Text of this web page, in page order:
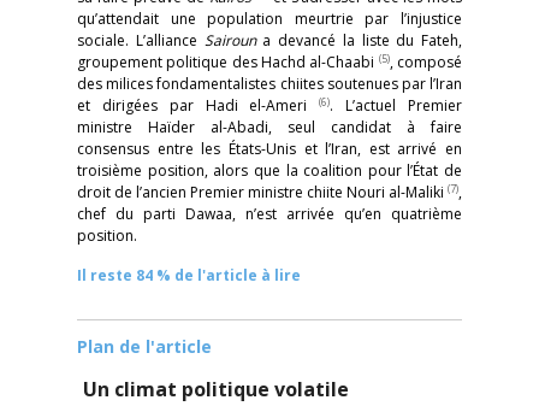
qu’attendait une population meurtrie par l’injustice
sociale. L’alliance Sairouna devancé la liste du Fateh,
groupement politique des Hachd al-Chaabi (5), composé
des milices fondamentalistes chiites soutenues par l’Iran
et dirigées par Hadi el-Ameri(6). L’actuel Premier
ministre Haïder al-Abadi, seul candidat à faire
consensus entre les États-Unis et l’Iran, est arrivé en
troisième position, alors que la coalition pour l’État de
droit de l’ancien Premier ministre chiite Nouri al-Maliki (7),
chef du parti Dawaa, n’est arrivée qu’en quatrième
position.
Il reste 84 % de l'article à lire
Plan de l'article
Un climat politique volatile